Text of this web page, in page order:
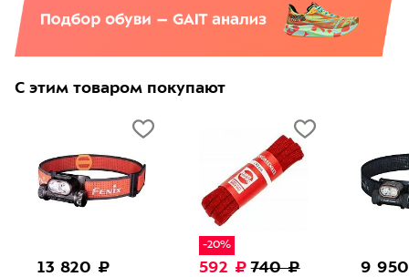
С этим товаром покупают
13 820 ₽
-20%
592 ₽ 740 ₽ 9